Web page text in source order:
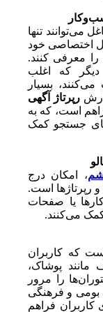
می‌توانند تنها
اختصاصی خود
معرفی کنند.
دیگر که اغلب
می‌کنند، بسیار
رپرتاژ آگهی
است، که به
جستجو کمک
، امکان درج
رپرتاژها است.
یا صفحات
کمک می‌کنند.
که کاربران
مانند پوشاک،
را مرور
بومی و فرهنگی
کاربران فراهم